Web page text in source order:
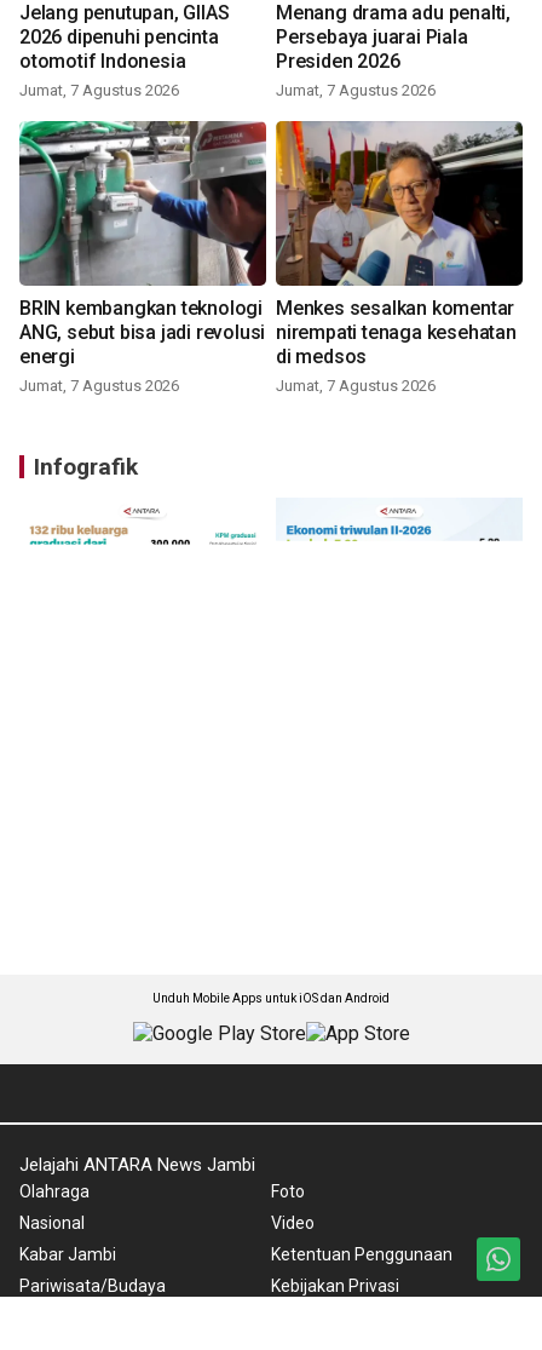
Jelang penutupan, GIIAS
2026 dipenuhi pencinta
otomotif Indonesia
Jumat, 7 Agustus 2026
Menang drama adu penalti,
Persebaya juarai Piala
Presiden 2026
Jumat, 7 Agustus 2026
BRIN kembangkan teknologi
ANG, sebut bisa jadi revolusi
energi
Jumat, 7 Agustus 2026
Menkes sesalkan komentar
nirempati tenaga kesehatan
di medsos
Jumat, 7 Agustus 2026
Infografik
Unduh Mobile Apps untuk iOS dan Android
Jelajahi ANTARA News Jambi
Olahraga
Nasional
Kabar Jambi
Pariwisata/Budaya
Foto
Video
Ketentuan Penggunaan
Kebijakan Privasi